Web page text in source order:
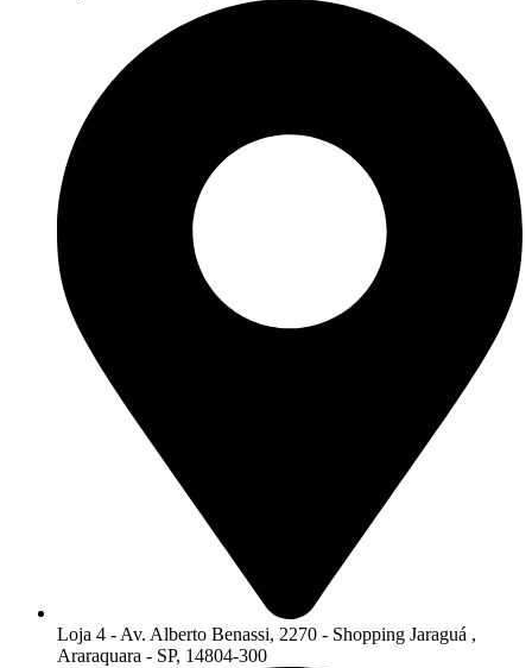
Loja 4 - Av. Alberto Benassi, 2270 - Shopping Jaraguá ,
Araraquara - SP, 14804-300